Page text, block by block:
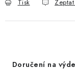
Tisk
Doručení na